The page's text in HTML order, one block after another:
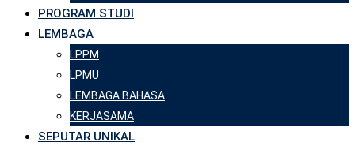
PROGRAM STUDI
LEMBAGA
LPPM
LPMU
LEMBAGA BAHASA
KERJASAMA
SEPUTAR UNIKAL